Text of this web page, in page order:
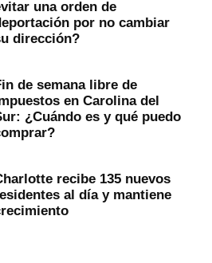
una orden de
por no cambiar
dirección?
de semana libre de
en Carolina del
¿Cuándo es y qué puedo
recibe 135 nuevos
al día y mantiene